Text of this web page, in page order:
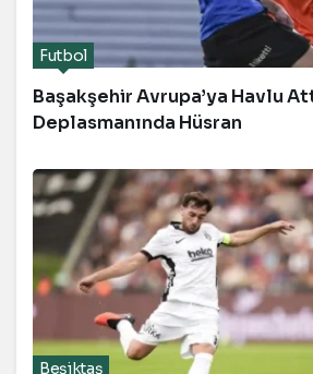
Futbol
Başakşehir Avrupa’ya Havlu
Deplasmanında Hüsran
Beşiktaş